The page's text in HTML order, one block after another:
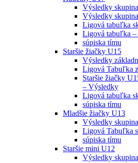
Výsledky
Výsledky
Ligová tabuľka
Ligová tabuľka –
súpiska tímu
Staršie žiačky U15
Výsledky
Ligová Tabuľka
Staršie žiačky
– Výsledky
Ligová tabuľka
súpiska tímu
Mladšie žiačky U13
Výsledky
Ligová Tabuľka
súpiska tímu
Staršie mini U12
Výsledky